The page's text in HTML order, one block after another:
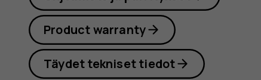
Product warranty
Täydet tekniset tiedot